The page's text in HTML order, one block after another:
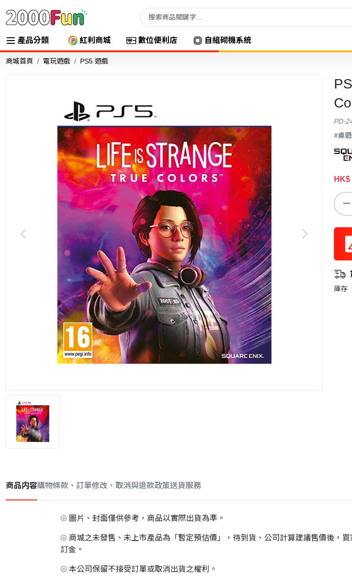
產品分類 紅利商城 數位便利店 自組砌機系統
商城首頁 電玩遊戲 PS5 遊戲
PD-
#桌
HK$
庫存
商品内容購物條款、訂單修改、取消與退款政策送貨服務
⦾ 圖片、封面僅供參考，商品以實際出貨為準。
⦾ 商城之未發售、未上市產品為「暫定預估價」，待到貨、公司計算建議售價後，
訂金。
⦾ 本公司保留不接受訂單或取消出貨之權利。